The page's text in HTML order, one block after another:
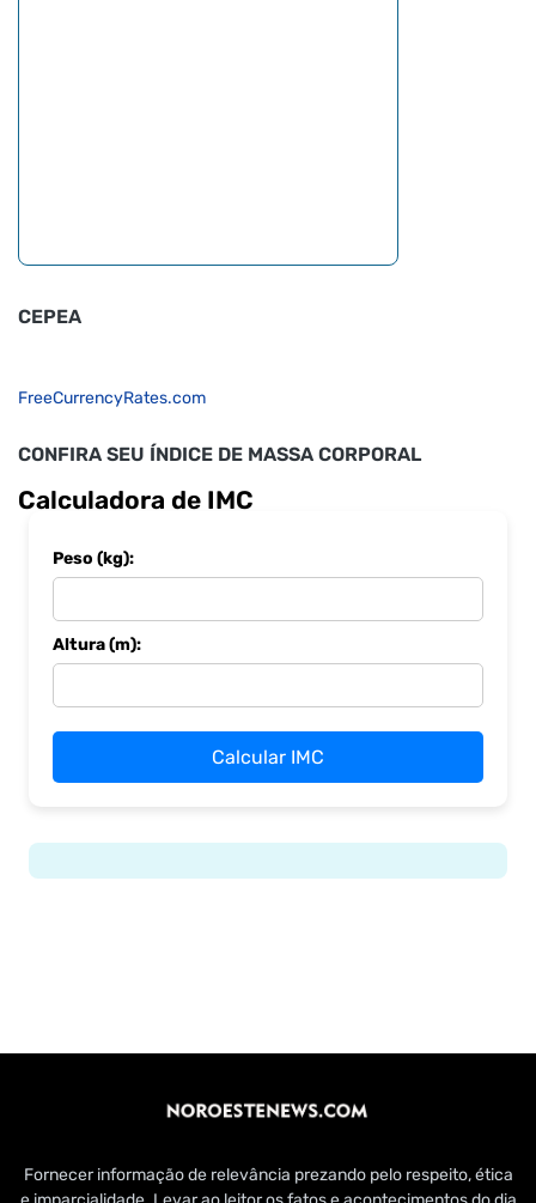
CEPEA
FreeCurrencyRates.com
CONFIRA SEU ÍNDICE DE MASSA CORPORAL
Calculadora de IMC
Peso (kg):
Altura (m):
Calcular IMC
Fornecer informação de relevância prezando pelo respeito, ética